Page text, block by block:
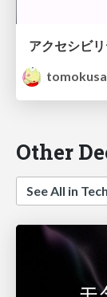
アクセシビ
Other
See All in